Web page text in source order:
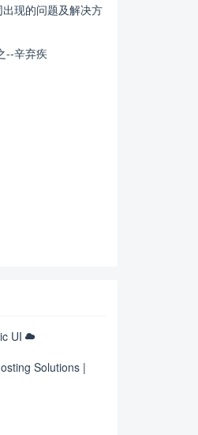
现的问题及解决方
--辛弃疾
UI
Solutions |